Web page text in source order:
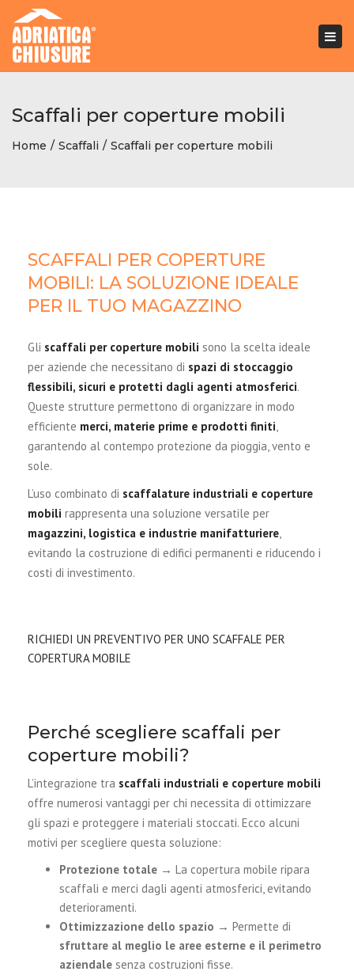
Scaffali per coperture mobili
Home Scaffali Scaffali per coperture mobili
SCAFFALI PER COPERTURE
MOBILI: LA SOLUZIONE IDEALE
PER IL TUO MAGAZZINO
Gli scaffali per coperture mobili sono la scelta ideale
per aziende che necessitano di spazi di stoccaggio
flessibili, sicuri e protetti dagli agenti atmosferici.
Queste strutture permettono di organizzare in modo
efficiente merci, materie prime e prodotti finiti
garantendo al contempo protezione da pioggia, vento e
sole.
L’uso combinato di scaffalature industriali e coperture
mobili rappresenta una soluzione versatile per
magazzini, logistica e industrie manifatturiere
evitando la costruzione di edifici permanenti e riducendo i
costi di investimento.
RICHIEDI UN PREVENTIVO PER UNO SCAFFALE PER
COPERTURA MOBILE
Perché scegliere scaffali per
coperture mobili?
L’integrazione tra scaffali industriali e coperture mobili
offre numerosi vantaggi per chi necessita di ottimizzare
gli spazi e proteggere i materiali stoccati. Ecco alcuni
motivi per scegliere questa soluzione:
Protezione totale → La copertura mobile ripara
scaffali e merci dagli agenti atmosferici, evitando
deterioramenti.
Ottimizzazione dello spazio → Permette di
sfruttare al meglio le aree esterne e il perimetro
aziendale senza costruzioni fisse.